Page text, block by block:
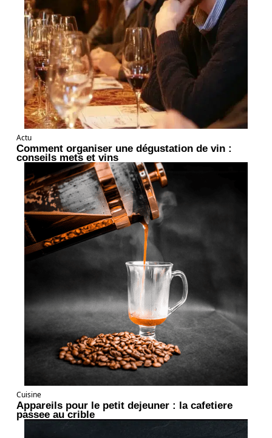
Actu
Comment organiser une dégustation de vin :
conseils mets et vins
Cuisine
Appareils pour le petit dejeuner : la cafetiere
passee au crible